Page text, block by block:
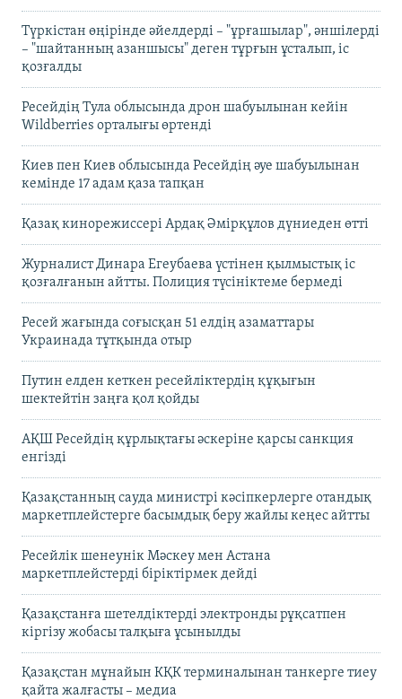
Түркістан өңірінде әйелдерді – "ұрғашылар", әншілерді
– "шайтанның азаншысы" деген тұрғын ұсталып, іс
қозғалды
Ресейдің Тула облысында дрон шабуылынан кейін
Wildberries орталығы өртенді
Киев пен Киев облысында Ресейдің әуе шабуылынан
кемінде 17 адам қаза тапқан
Қазақ кинорежиссері Ардақ Әмірқұлов дүниеден өтті
Журналист Динара Егеубаева үстінен қылмыстық іс
қозғалғанын айтты. Полиция түсініктеме бермеді
Ресей жағында соғысқан 51 елдің азаматтары
Украинада тұтқында отыр
Путин елден кеткен ресейліктердің құқығын
шектейтін заңға қол қойды
АҚШ Ресейдің құрлықтағы әскеріне қарсы санкция
енгізді
Қазақстанның сауда министрі кәсіпкерлерге отандық
маркетплейстерге басымдық беру жайлы кеңес айтты
Ресейлік шенеунік Мәскеу мен Астана
маркетплейстерді біріктірмек дейді
Қазақстанға шетелдіктерді электронды рұқсатпен
кіргізу жобасы талқыға ұсынылды
Қазақстан мұнайын КҚК терминалынан танкерге тиеу
қайта жалғасты – медиа